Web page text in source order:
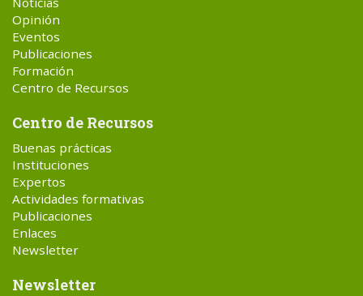
Opinión
Eventos
Publicaciones
Formación
Centro de Recursos
Centro de Recursos
Buenas prácticas
Instituciones
Expertos
Actividades formativas
Publicaciones
Enlaces
Newsletter
Newsletter